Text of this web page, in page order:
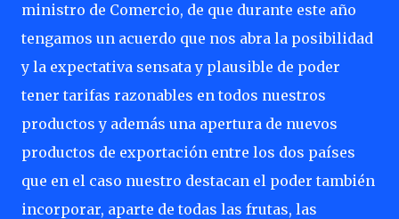
ministro de Comercio, de que durante este año
tengamos un acuerdo que nos abra la posibilidad
y la expectativa sensata y plausible de poder
tener tarifas razonables en todos nuestros
productos y además una apertura de nuevos
productos de exportación entre los dos países
que en el caso nuestro destacan el poder también
incorporar, aparte de todas las frutas, las